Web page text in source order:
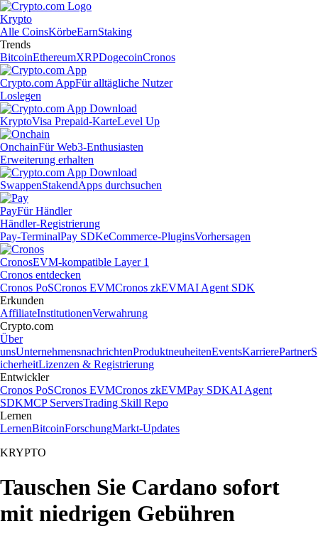
Krypto
Alle CoinsKörbeEarnStaking
Trends
BitcoinEthereumXRPDogecoinCronos
Crypto.com AppFür alltägliche Nutzer
Loslegen
KryptoVisa Prepaid-KarteLevel Up
OnchainFür Web3-Enthusiasten
Erweiterung erhalten
SwappenStakendApps durchsuchen
PayFür Händler
Händler-Registrierung
Pay-TerminalPay SDKeCommerce-PluginsVorhersagen
CronosEVM-kompatible Layer 1
Cronos entdecken
Cronos PoSCronos EVMCronos zkEVMAI Agent SDK
Erkunden
AffiliateInstitutionenVerwahrung
Crypto.com
Über
unsUnternehmensnachrichtenProduktneuheitenEventsKarrierePartnerS
icherheitLizenzen & Registrierung
Entwickler
Cronos PoSCronos EVMCronos zkEVMPay SDKAI Agent
SDKMCP ServersTrading Skill Repo
Lernen
LernenBitcoinForschungMarkt-Updates
KRYPTO
Tauschen Sie Cardano sofort
mit niedrigen Gebühren